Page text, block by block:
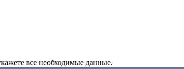
все необходимые данные.